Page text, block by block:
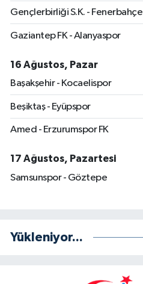
Gençlerbirliği S.K. - Fenerbahçe
Gaziantep FK - Alanyaspor
16 Ağustos, Pazar
Başakşehir - Kocaelispor
Beşiktaş - Eyüpspor
Amed - Erzurumspor FK
17 Ağustos, Pazartesi
Samsunspor - Göztepe
Yükleniyor...